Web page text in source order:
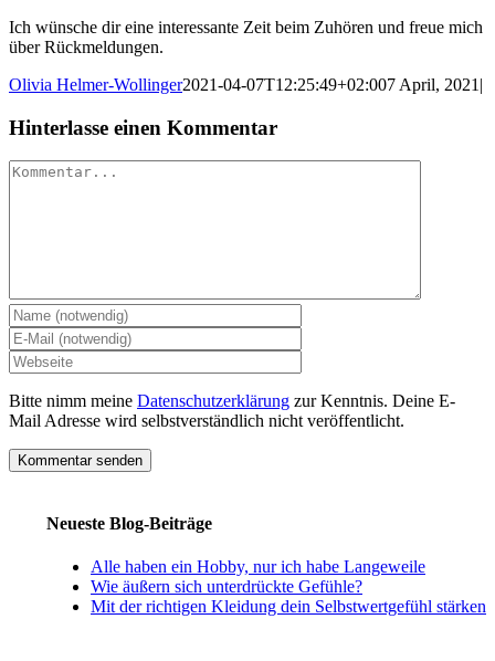
Ich wünsche dir eine interessante Zeit beim Zuhören und freue mich
über Rückmeldungen.
Olivia Helmer-Wollinger2021-04-07T12:25:49+02:007 April, 2021 |
Hinterlasse einen Kommentar
Kommentar
Bitte nimm meine Datenschutzerklärung zur Kenntnis. Deine E-
Mail Adresse wird selbstverständlich nicht veröffentlicht.
Neueste Blog-Beiträge
Alle haben ein Hobby, nur ich habe Langeweile
Wie äußern sich unterdrückte Gefühle?
Mit der richtigen Kleidung dein Selbstwertgefühl stärken